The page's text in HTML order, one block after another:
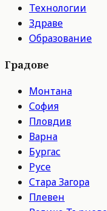
Технологии
Здраве
Образование
Градове
Монтана
София
Пловдив
Варна
Бургас
Русе
Стара Загора
Плевен